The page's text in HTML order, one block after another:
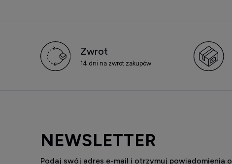
Zwrot
14 dni na zwrot zakupów
NEWSLETTER
Podaj swój adres e-mail i otrzymuj powiadomienia o